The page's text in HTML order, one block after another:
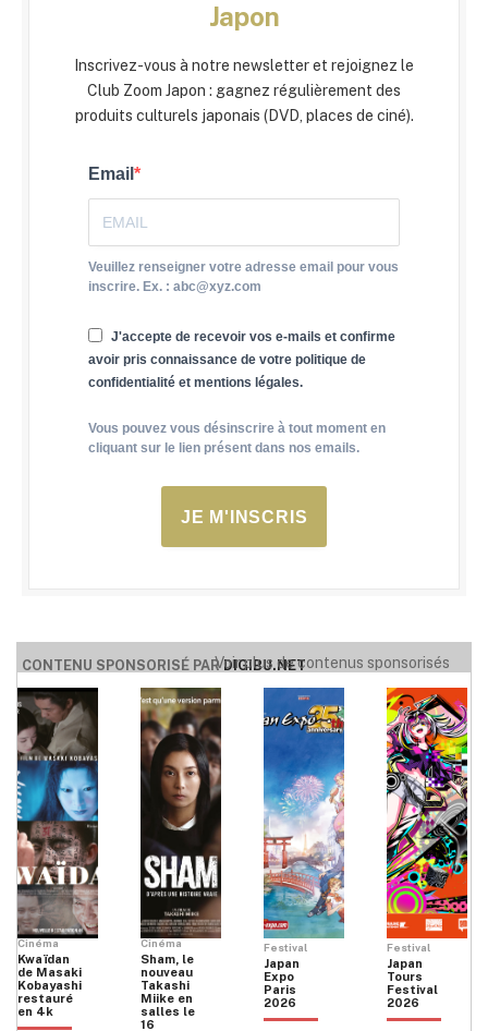
Japon
Inscrivez-vous à notre newsletter et rejoignez le
Club Zoom Japon : gagnez régulièrement des
produits culturels japonais (DVD, places de ciné).
Email
Veuillez renseigner votre adresse email pour vous
inscrire. Ex. : abc@xyz.com
J'accepte de recevoir vos e-mails et confirme
avoir pris connaissance de votre politique de
confidentialité et mentions légales.
Vous pouvez vous désinscrire à tout moment en
cliquant sur le lien présent dans nos emails.
JE M'INSCRIS
CONTENU SPONSORISÉ PARDIGIBU.NET
Voir plus de contenus sponsorisés
Cinéma
Kwaïdan
de Masaki
Kobayashi
restauré
en 4k
Cinéma
Sham, le
nouveau
Takashi
Miike en
salles le
16
Festival
Japan
Expo
Paris
2026
Festival
Japan
Tours
Festival
2026